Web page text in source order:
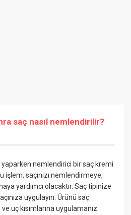
saç nasıl nemlendirilir?
yaparken nemlendirici bir saç kremi
işlem, saçınızı nemlendirmeye,
yardımcı olacaktır. Saç tipinize
uygulayın. Ürünü saç
uç kısımlarına uygulamanız